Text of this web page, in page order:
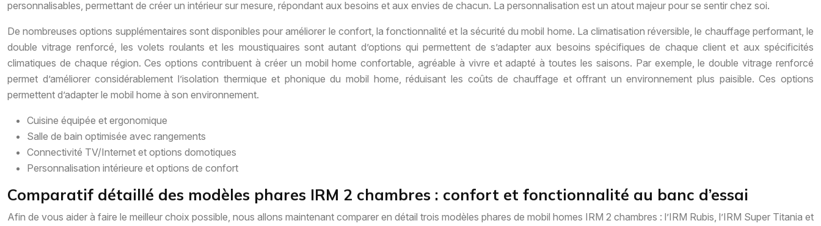
personnalisables, permettant de créer un intérieur sur mesure, répondant aux besoins et aux envies de chacun. La personnalisation est un atout majeur pour se sentir chez soi.
De nombreuses options supplémentaires sont disponibles pour améliorer le confort, la fonctionnalité et la sécurité du mobil home. La climatisation réversible, le chauffage performant, le
double vitrage renforcé, les volets roulants et les moustiquaires sont autant d’options qui permettent de s’adapter aux besoins spécifiques de chaque client et aux spécificités
climatiques de chaque région. Ces options contribuent à créer un mobil home confortable, agréable à vivre et adapté à toutes les saisons. Par exemple, le double vitrage renforcé
permet d’améliorer considérablement l’isolation thermique et phonique du mobil home, réduisant les coûts de chauffage et offrant un environnement plus paisible. Ces options
permettent d’adapter le mobil home à son environnement.
Cuisine équipée et ergonomique
Salle de bain optimisée avec rangements
Connectivité TV/Internet et options domotiques
Personnalisation intérieure et options de confort
Comparatif détaillé des modèles phares IRM 2 chambres : confort et fonctionnalité au banc d’essai
Afin de vous aider à faire le meilleur choix possible, nous allons maintenant comparer en détail trois modèles phares de mobil homes IRM 2 chambres : l’IRM Rubis, l’IRM Super Titania et